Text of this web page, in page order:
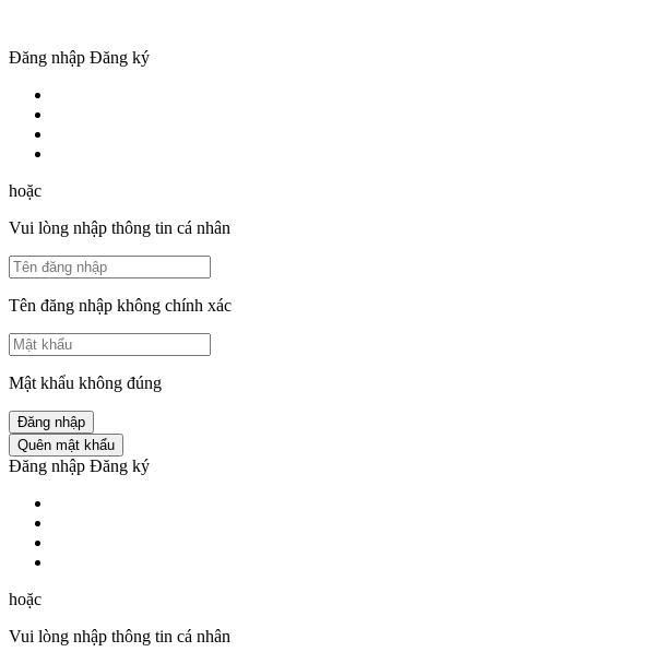
Đăng nhập Đăng ký
hoặc
Vui lòng nhập thông tin cá nhân
Tên đăng nhập không chính xác
Mật khẩu không đúng
Đăng nhập
Quên mật khẩu
Đăng nhập Đăng ký
hoặc
Vui lòng nhập thông tin cá nhân